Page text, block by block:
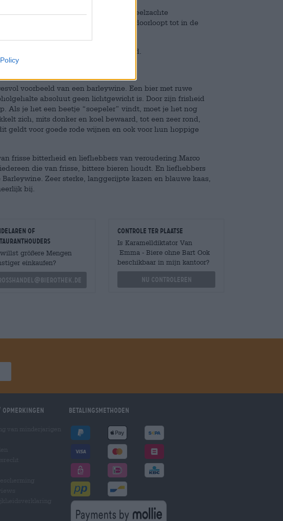
fruitigheid met tonen van fluweelzachte
een uitzonderlijke bitterheid in die doorloopt tot in de
fruitig met een langdurige bitterheid.
voorbeeld van een barleywine. Een bier met ruwe
absoluut geen lichtgewicht is. Door zijn frisheid
Als je het een beetje “soepeler” vindt, moet je het nog
zich, mits donker en koel bewaard, tot een zeer rond,
geldt voor goede rode wijnen en ook voor hun hoppige
frisse bitterheid en liefhebbers van veroudering.Marco
die van frisse, bittere bieren houdt. En liefhebbers
Zeer sterke, langgerijpte kazen en blauwe kaas,
bij.
of
größere Mengen
einkaufen?
Controle ter plaatse
Is Karamelldiktator Van
Emma - Biere ohne Bart Ook
beschikbaar in mijn kantoor?
Nu controleren
Betalingsmethoden